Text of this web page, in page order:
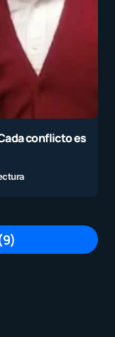
conflicto es